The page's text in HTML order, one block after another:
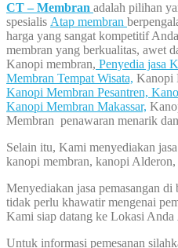
CT – Membran adalah pilihan
spesialis Atap membran
harga yang sangat kompetitif
membran yang berkualitas, awet
Kanopi membran, Penyedia jasa
Membran Tempat Wisata, Kanopi
Kanopi Membran Pesantren,
Kanopi Membran Makassar,
Membran penawaran menarik
Selain itu, Kami menyediakan
kanopi membran, kanopi
Menyediakan jasa pemasangan
tidak perlu khawatir mengenai
Kami siap datang ke Lokasi Anda
Untuk informasi pemesanan